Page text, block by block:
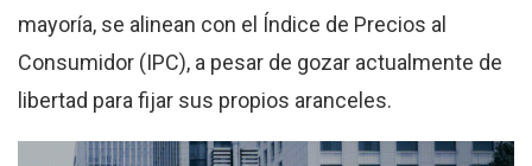
mayoría, se alinean con el Índice de Precios al
Consumidor (IPC), a pesar de gozar actualmente de
libertad para fijar sus propios aranceles.